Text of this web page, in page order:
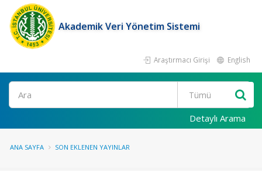
Akademik Veri Yönetim Sistemi
Araştırmacı Girişi English
Ara
Detaylı Arama
ANA SAYFA SON EKLENEN YAYINLAR